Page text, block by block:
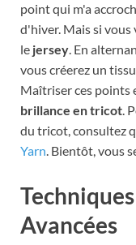
point qui m'a
d'hiver. Mais si vous
le jersey. En
vous créerez un
Maîtriser ces points
brillance en tricot.
du tricot, consultez
Yarn. Bientôt, vous
Avancées